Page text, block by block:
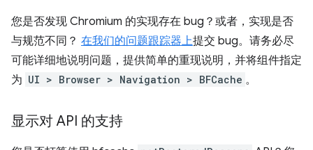
您是否发现 Chromium 的实现存在 bug？或者，实现是否
与规范不同？ 在我们的问题跟踪器上提交 bug。请务必尽
可能详细地说明问题，提供简单的重现说明，并将组件指定
为 UI > Browser > Navigation > BFCache 。
显示对 API 的支持